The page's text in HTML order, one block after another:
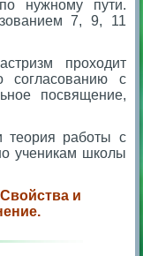
нужному пути.
7, 9, 11
проходит
с
посвящение,
теория работы с
ученикам школы
и